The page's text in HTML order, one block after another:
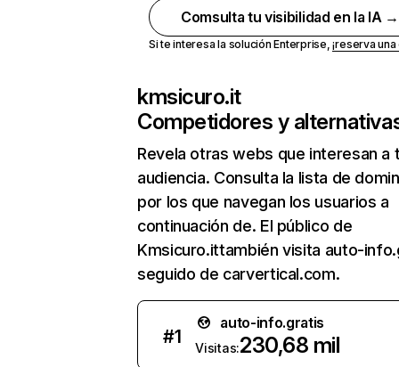
Comsulta tu visibilidad en la IA →
Si te interesa la solución Enterprise,¡reserva
kmsicuro.it
Competidores y
Revela otras webs que interesan a
audiencia. Consulta la lista de
por los que navegan los usuarios a
continuación de. El público de
Kmsicuro.ittambién visita auto-
seguido de carvertical.com.
#1
auto-info.gratis
Visitas:230,68 mil